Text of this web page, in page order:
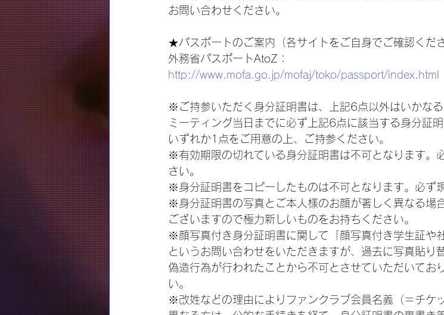
お問い合わせください。
★パスポートのご案内（各サイトをご自身でご確認くださ
外務省パスポートAtoZ：
http://www.mofa.go.jp/mofaj/toko/passport/index.html
※ご持参いただく身分証明書は、上記6点以外はいかな
ミーティング当日までに必ず上記6点に該当する身分証
いずれか1点をご用意の上、ご持参ください。
※有効期限の切れている身分証明書は不可となります。
さい。
※身分証明書をコピーしたものは不可となります。必ず
※身分証明書の写真とご本人様のお顔が著しく異なる場
ございますので極力新しいものをお持ちください。
※顔写真付き身分証明書に関して「顔写真付き学生証や
というお問い合わせをいただきますが、過去に写真貼り
偽造行為が行われたことから不可とさせていただいてお
い。
※改姓などの理由によりファンクラブ会員名義（＝チケ